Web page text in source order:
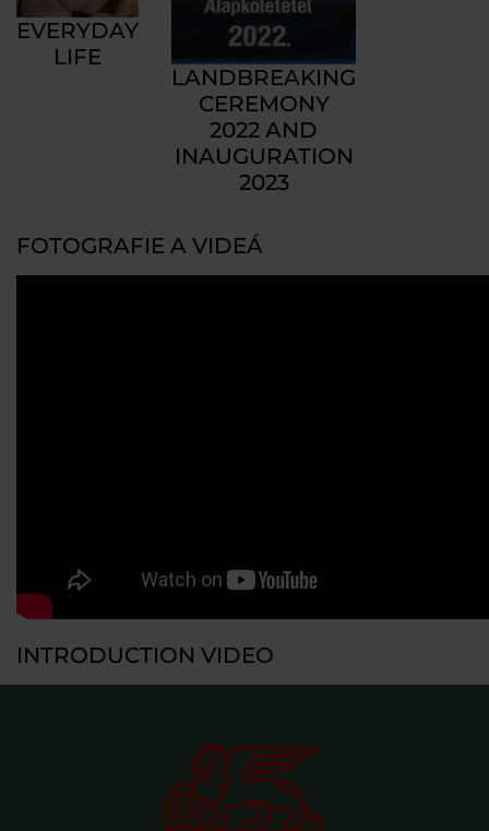
EVERYDAY
LIFE
LANDBREAKING
CEREMONY
2022 AND
INAUGURATION
2023
FOTOGRAFIE A VIDEÁ
INTRODUCTION VIDEO